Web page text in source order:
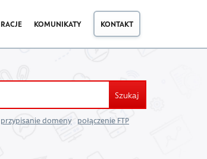
KOMUNIKATY KONTAKT
Szukaj
przypisanie domeny
połączenie FTP